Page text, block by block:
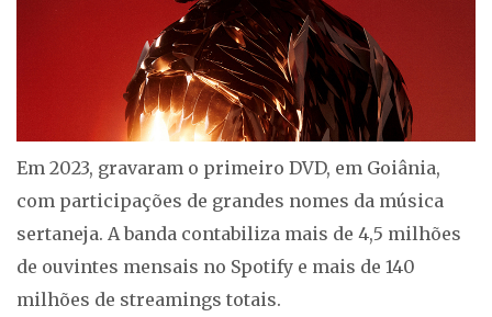
Em 2023, gravaram o primeiro DVD, em Goiânia,
com participações de grandes nomes da música
sertaneja. A banda contabiliza mais de 4,5 milhões
de ouvintes mensais no Spotify e mais de 140
milhões de streamings totais.